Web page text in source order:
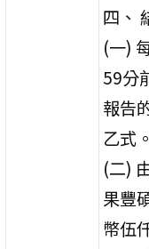
四、
(一)
59分
報告
乙式。
(二)
果豐
幣伍